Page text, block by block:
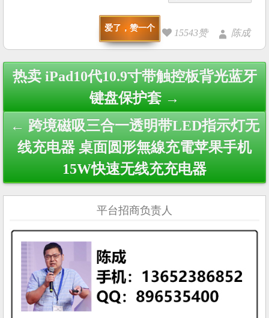
爱了，赞一个 15543赞 陈成
Post
navigation
热卖 iPad10代10.9寸带触控板背光蓝牙
键盘保护套 →
← 跨境磁吸三合一透明带LED指示灯无
线充电器 桌面圆形無線充電苹果手机
15W快速无线充充电器
平台招商负责人